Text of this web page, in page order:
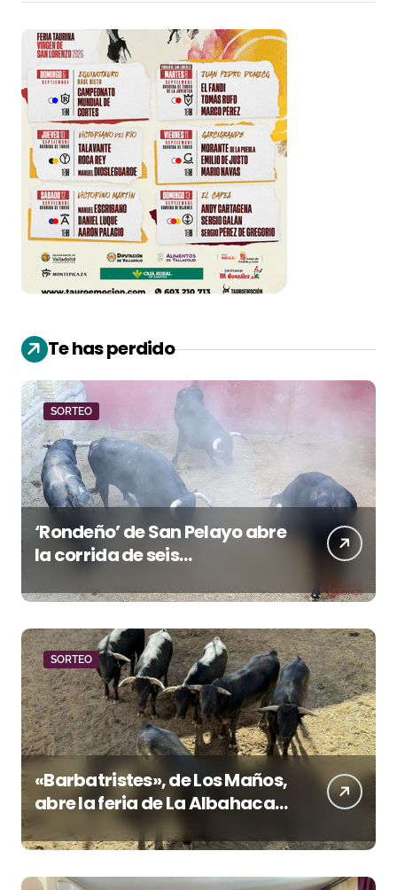
Te has perdido
SORTEO
‘Rondeño’ de San Pelayo abre
la corrida de seis
Santa María esta noche
SORTEO
«Barbatristes», de Los Maños,
abre la feria de La Albahaca
de Huesca